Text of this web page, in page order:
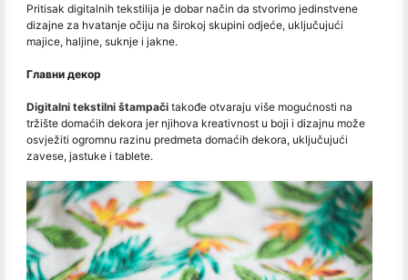
Pritisak digitalnih tekstilija je dobar način da stvorimo jedinstvene
dizajne za hvatanje očiju na širokoj skupini odjeće, uključujući
majice, haljine, suknje i jakne.
Главни декор
Digitalni tekstilni štampači takođe otvaraju više mogućnosti na
tržište domaćih dekora jer njihova kreativnost u boji i dizajnu može
osvježiti ogromnu razinu predmeta domaćih dekora, uključujući
zavese, jastuke i tablete.